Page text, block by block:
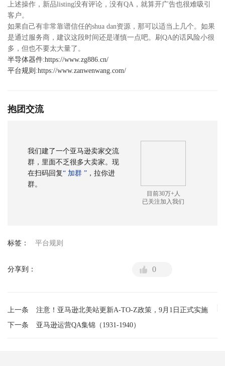
上述操作，新品listing没有评论，没有QA，就算开广告也很难吸引
客户。
如果自己有非常靠谱信任的shua dan资源，那可以适当上几个。如果
是通过服务商，建议这段时间还是谨慎一点吧。刷QA的话风险小很
多，但也不要太大量了。
半导体器件:https://www.zg886.cn/
平台规则 :https://www.zanwenwang.com/
抱团交流
我们建了一个亚马逊卖家交流
群，里面不乏很多大卖家。现
在扫码回复“ 加群 ” ，拉你进
群。
目前30万+人
已关注加入我们
标签： 平台规则
分享到： 0
注意！亚马逊北美站更新A-TO-Z政策，9月1日正式实施
上一条
亚马逊运营QA集锦（1931-1940）
下一条